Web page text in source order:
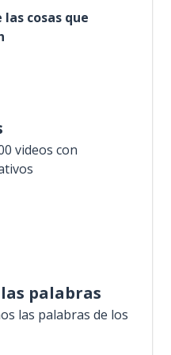
cosas que
videos con
palabras
las palabras de los